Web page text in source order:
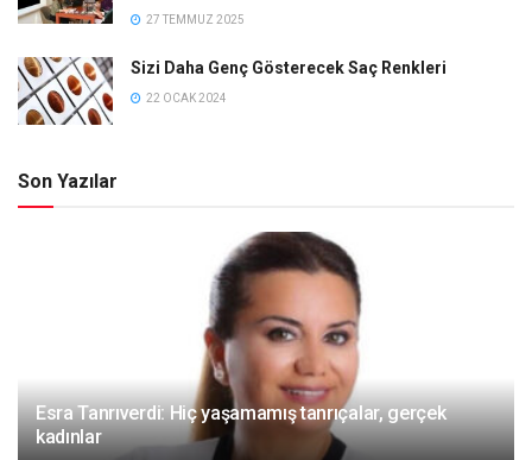
27 TEMMUZ 2025
Sizi Daha Genç Gösterecek Saç Renkleri
22 OCAK 2024
Son Yazılar
Esra Tanrıverdi: Hiç yaşamamış tanrıçalar, gerçek
kadınlar